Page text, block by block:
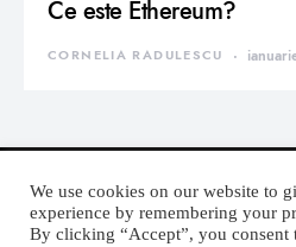
Ce este Ethereum?
CORNELIA RADULESCU
We use cookies on our website to
experience by remembering your
By clicking “Accept”, you consent